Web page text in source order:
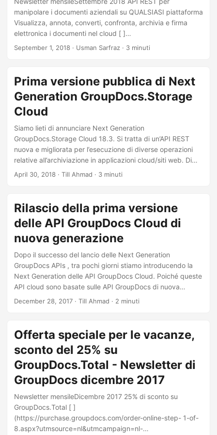
rivenditori.
manipolare i documenti aziendali su QUALSIASI piattaforma
Visualizza, annota, converti, confronta, archivia e firma
elettronica i documenti nel cloud [ ]
(https://products.groupdocs.cloud/total?utmsource=
completa di API e SDK (.NET, Java, PHP) per la
collaborazione ai documenti di cui la tua azienda ha
bisogno. Utilizzando l’abbonamento API GroupDocs.Total
for Cloud, puoi migliorare la tua app o il tuo sito Web con la
funzionalità per la visualizzazione, l’annotazione, la firma
digitale, la conversione, l’archiviazione e il confronto di oltre
50 tipi di documenti aziendali popolari e formati di
immagine tra cui Microsoft Office, PDF, Outlook Email ,
HTML, CAD e testo.
September 1, 2018 · Usman Sarfraz · 3 minuti
Prima versione pubblica di Next
Generation GroupDocs.Storage
Cloud
Siamo lieti di annunciare Next Generation
GroupDocs.Storage Cloud 18.3. Si tratta di un’API REST
nuova e migliorata per l’esecuzione di diverse operazioni
relative all’archiviazione in applicazioni cloud/siti web. Di
seguito sono riportate alcune delle principali funzionalità
funzionalità offerte dall’API REST Next Generation
GroupDocs.Storage Cloud, consultare documentazione e
Riferimenti API. Carica un file specifico Puoi caricare
facilmente i tuoi file nel tuo archivio cloud preferito
utilizzando Groupdocs.
April 30, 2018 · Till Ahmad · 3 minuti
Rilascio della prima versione
delle API GroupDocs Cloud di
nuova generazione
Dopo il successo del lancio delle Next Generation
GroupDocs APIs , tra pochi giorni stiamo introducendo la
Next Generation delle API GroupDocs Cloud. Poiché queste
API cloud sono basate sulle API GroupDocs di nuova
generazione, si tratta di API REST più stabili e affidabili.
elettronicamente, convertire e confrontare 50 tipi di
documenti e immagini utilizzando queste API REST.
December 28, 2017 · Till Ahmad · 2 minuti
Offerta speciale per le vacanze,
sconto del 25% su
GroupDocs.Total - Newsletter di
GroupDocs dicembre 2017
Newsletter mensileDicembre 2017 25% di sconto su
GroupDocs.Total [ ]
(https://purchase.groupdocs.com/order-online-step- 1-of-
8.aspx?utmsource=nl&utmcampaign=nl-